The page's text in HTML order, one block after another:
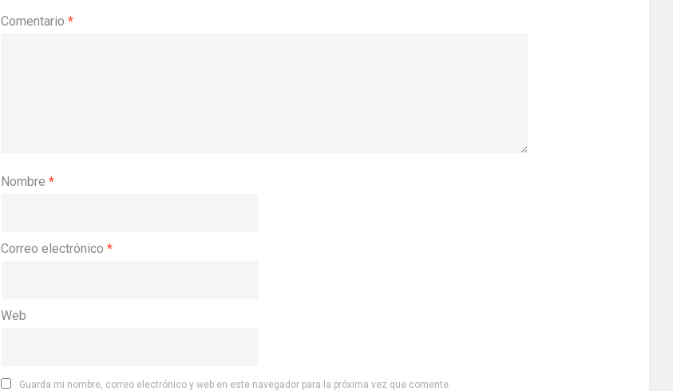
Comentario *
Nombre *
Correo electrónico *
Web
Guarda mi nombre, correo electrónico y web en este navegador para la próxima vez que comente.